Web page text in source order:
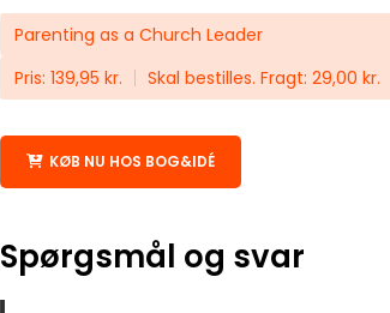
Parenting as a Church Leader
Pris: 139,95 kr.
Skal bestilles. Fragt: 29,00 kr.
KØB NU HOS BOG&IDÉ
Spørgsmål og svar